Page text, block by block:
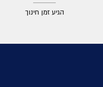
הגיע זמן חינוך